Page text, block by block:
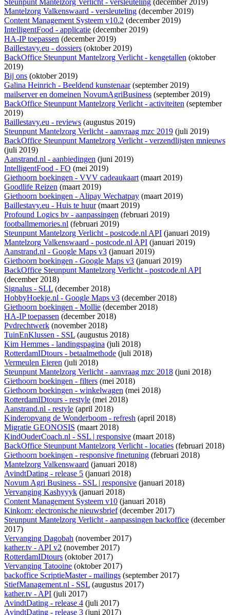
Steunpunt Mantelzorg Verlicht - versleuteling (december 2019)
Mantelzorg Valkenswaard - versleuteling (december 2019)
Content Management Systeem v10.2 (december 2019)
IntelligentFood - applicatie (december 2019)
HA-IP toepassen (december 2019)
Baillestavy.eu - dossiers (oktober 2019)
BackOffice Steunpunt Mantelzorg Verlicht - kengetallen (oktober
2019)
Bij ons (oktober 2019)
Galina Heinrich - Beeldend kunstenaar(september 2019)
mailserver en domeinen NovumAgriBusiness (september 2019)
BackOffice Steunpunt Mantelzorg Verlicht - activiteiten (september
2019)
Baillestavy.eu - reviews (augustus 2019)
Steunpunt Mantelzorg Verlicht - aanvraag mzc 2019 (juli 2019)
BackOffice Steunpunt Mantelzorg Verlicht - verzendlijsten mnieuws
(juli 2019)
Aanstrand.nl - aanbiedingen (juni 2019)
IntelligentFood - FO (mei 2019)
Giethoorn boekingen - VVV cadeaukaart(maart 2019)
Goodlife Reizen (maart 2019)
Giethoorn boekingen - Alipay Wechatpay (maart 2019)
Baillestavy.eu - Huis te huur(maart 2019)
Profound Logics bv - aanpassingen (februari 2019)
footballmemories.nl (februari 2019)
Steunpunt Mantelzorg Verlicht - postcode.nl API (januari 2019)
Mantelzorg Valkenswaard - postcode.nl API (januari 2019)
Aanstrand.nl - Google Maps v3 (januari 2019)
Giethoorn boekingen - Google Maps v3 (januari 2019)
BackOffice Steunpunt Mantelzorg Verlicht - postcode.nl API
(december 2018)
Signalus - SLL (december 2018)
HobbyHoekje.nl - Google Maps v3 (december 2018)
Giethoorn boekingen - Mollie (december 2018)
HA-IP toepassen (december 2018)
Pvdrechtwerk (november 2018)
TuinEnKlussen - SSL (augustus 2018)
Kim Hemmes - landingspagina (juli 2018)
RotterdamIDtours - betaalmethode (juli 2018)
Vermeulen Eieren (juli 2018)
Steunpunt Mantelzorg Verlicht - aanvraag mzc 2018 (juni 2018)
Giethoorn boekingen - filters (mei 2018)
Giethoorn boekingen - winkelwagen (mei 2018)
RotterdamIDtours - restyle (mei 2018)
Aanstrand.nl - restyle (april 2018)
Kinderopvang de Wonderboom - refresh (april 2018)
Migratie GEONOSIS (maart 2018)
KindOuderCoach.nl - SSL | responsive (maart 2018)
BackOffice Steunpunt Mantelzorg Verlicht - locaties (februari 2018)
Giethoorn boekingen - responsive finetuning (februari 2018)
Mantelzorg Valkenswaard (januari 2018)
AvindtDating - release 5 (januari 2018)
Novum Agri Business - SSL | responsive (januari 2018)
Vervanging Kashyyyk (januari 2018)
Content Management Systeem v10 (januari 2018)
Kinkorn: electronische nieuwsbrief(december 2017)
Steunpunt Mantelzorg Verlicht - aanpassingen backoffice (december
2017)
Vervanging Dagobah (november 2017)
kather.tv - API v2 (november 2017)
RotterdamIDtours (oktober 2017)
Vervanging Tatooine (oktober 2017)
backoffice ScriptieMaster - mailings (september 2017)
StiefManagement.nl - SSL (augustus 2017)
kather.tv - API (juli 2017)
AvindtDating - release 4 (juli 2017)
AvindtDating - release 3 (juni 2017)